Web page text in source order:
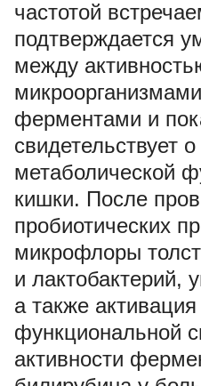
частотой
подтверждается
между
ферментами и
свидетельствует
метаболической
кишки. После
пробиотических
микрофлоры
и лактобактерий,
а также
функциональной
активности